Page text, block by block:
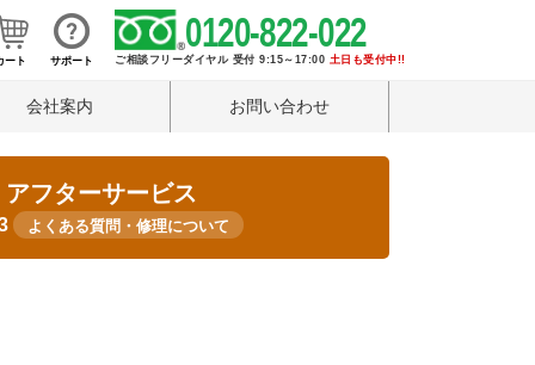
ート サポート
0120-822-022
ご相談フリーダイヤル 受付 9:15～17:00 土日も受付中!!
会社案内 お問い合わせ
フターサービス
よくある質問・修理について